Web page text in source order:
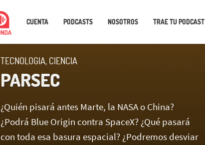
CUENTA PODCASTS NOSOTROS TRAE TU PODCAST
TECNOLOGIA, CIENCIA
PARSEC
¿Quién pisará antes Marte, la NASA o China?
¿Podrá Blue Origin contra SpaceX? ¿Qué pasará
con toda esa basura espacial? ¿Podremos desviar